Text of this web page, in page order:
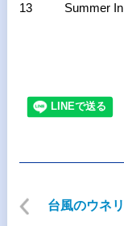
13 Summer In
台風のウネ